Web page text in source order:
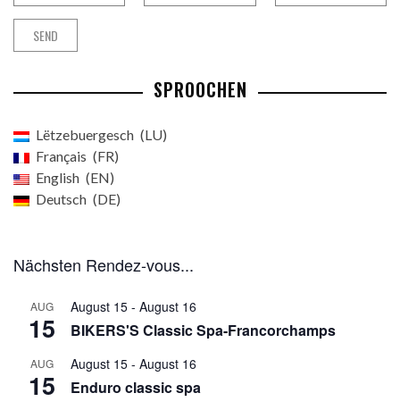
SPROOCHEN
Lëtzebuergesch
LU
Français
FR
English
EN
Deutsch
DE
Nächsten Rendez-vous...
AUG
15
August 15 - August 16
BIKERS'S Classic Spa-Francorchamps
AUG
15
August 15 - August 16
Enduro classic spa